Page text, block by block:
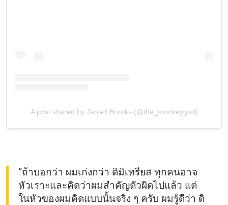
A post shared by Jarred Brooks (@the_monkeygod)
“ถ้าบอกว่า ผมเก่งกว่า ดิมิเทรียส ทุกคนอาจ
หัวเราะและคิดว่าผมสำคัญตัวผิดไปแล้ว แต่
ในหัวของผมคิดแบบนั้นจริง ๆ ครับ ผมรู้ดีว่า ดิ